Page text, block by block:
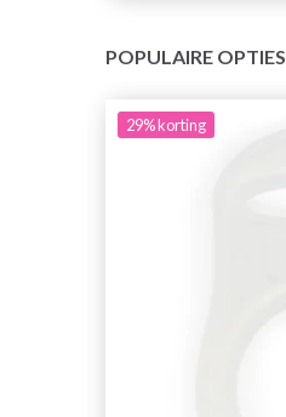
POPULAIRE OPTIES
29%korting